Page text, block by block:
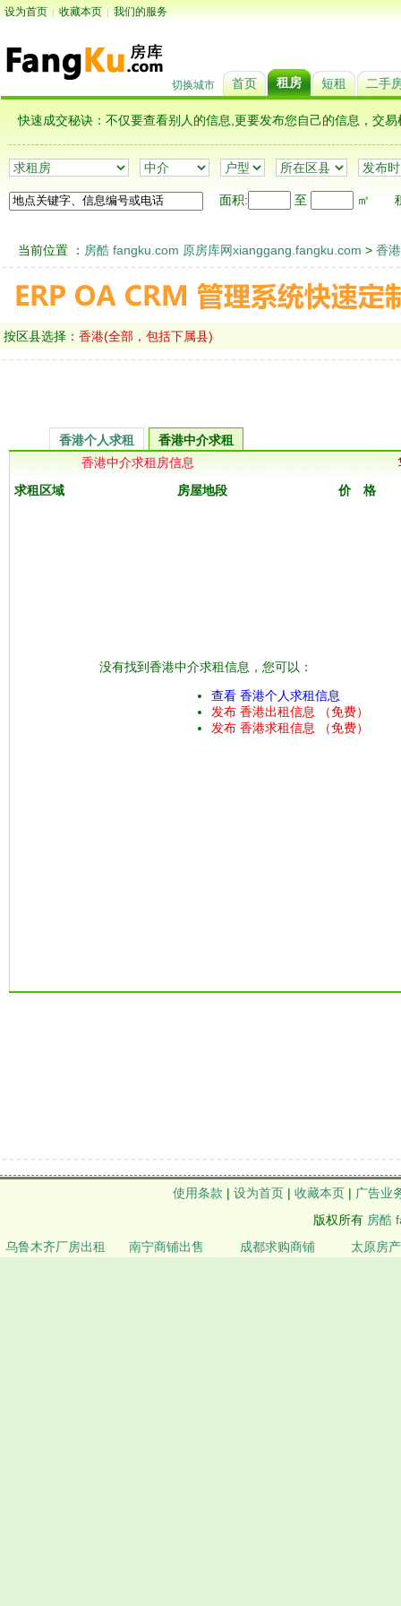
设为首页 | 收藏本页 | 我们的服务
切换城市 首页 租房 短租 二手
快速成交秘诀：不仅要查看别人的信息,更要发布您自己的信息，
面积: 至 ㎡
当前位置 ： 房酷 fangku.com 原房库网xianggang.fangku.com > 香
按区县选择： 香港(全部，包括下属县)
香港个人求租
香港中介求租
香港中介求租房信息
求租区域 房屋地段 价 格
没有找到香港中介求租信息，您可以：
查看 香港个人求租信息
发布 香港出租信息 （免费）
发布 香港求租信息 （免费）
使用条款 | 设为首页 | 收藏本页 | 广告业
版权所有 房酷
乌鲁木齐厂房出租
南宁商铺出售 成都求购商铺 太原房